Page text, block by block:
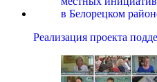
Реализация проекта